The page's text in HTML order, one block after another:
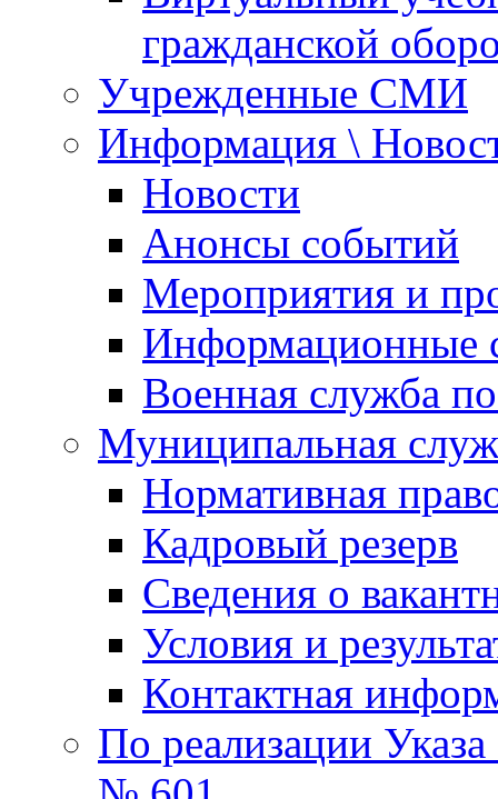
гражданской
Учрежденные СМИ
Информация \
Новости
Анонсы событий
Мероприятия и
Информационные
Военная служба
Муниципальная
Нормативная
Кадровый резерв
Сведения о
Условия и
Контактная
По реализации